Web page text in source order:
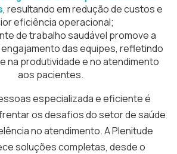
, resultando em redução de custos e
eficiência operacional;
de trabalho saudável promove a
das equipes, refletindo
na produtividade e no atendimento
aos pacientes.
especializada e eficiente é
os desafios do setor de saúde
no atendimento. A Plenitude
soluções completas, desde o